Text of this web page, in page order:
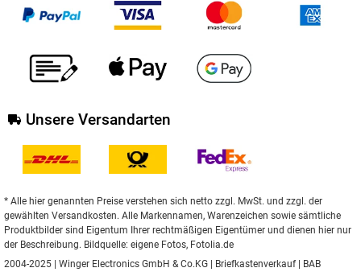
Unsere Versandarten
* Alle hier genannten Preise verstehen sich netto zzgl. MwSt. und zzgl. der
gewählten Versandkosten. Alle Markennamen, Warenzeichen sowie sämtliche
Produktbilder sind Eigentum Ihrer rechtmäßigen Eigentümer und dienen hier nur
der Beschreibung. Bildquelle: eigene Fotos, Fotolia.de
2004-2025 | Winger Electronics GmbH & Co.KG |
Briefkastenverkauf| BAB